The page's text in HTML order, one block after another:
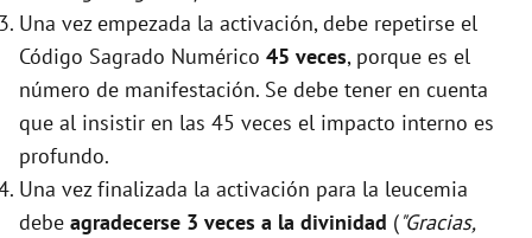
Una vez empezada la activación, debe repetirse el
Código Sagrado Numérico 45 veces, porque es el
número de manifestación. Se debe tener en cuenta
que al insistir en las 45 veces el impacto interno es
profundo.
Una vez finalizada la activación para la leucemia
debe agradecerse 3 veces a la divinidad ("Gracias,